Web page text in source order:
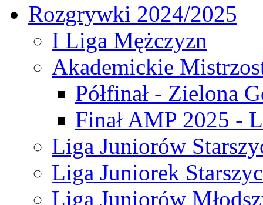
Rozgrywki 2024/2025
I Liga Mężczyzn
Akademickie
Półfinał - Zielona
Finał AMP 2025 -
Liga Juniorów
Liga Juniorek
Liga Juniorów